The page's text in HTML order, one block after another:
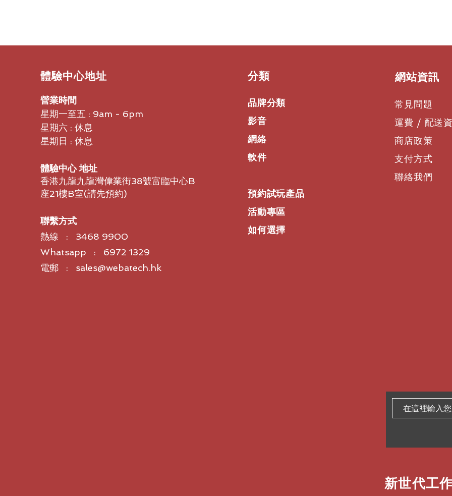
84 dB
額定阻抗:
​體驗中心地址
營業時間
星期一至五 : 9am - 6pm
星期六 : 休息
星期日 : 休息
體驗中心 地址
香港九龍九龍灣偉業街38號富臨中心B
座21樓B室​(請先預約)
聯繫方式
熱線 : 3468 9900
Whatsapp : 6972 1329
電郵 : sales@webatech.hk
​分類
品牌分類
影音
網絡
軟件
預約試玩產品
活動專區
如何選擇
​網站資訊
常見問題
運費 / 配送
商店政策
支付方式
聯絡我們
新世代工